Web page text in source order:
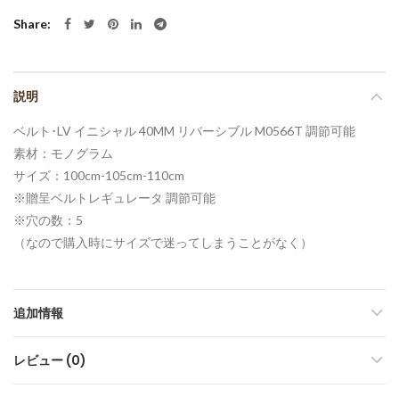
Share
説明
ベルト･LV イニシャル 40MM リバーシブル M0566T 調節可能
素材：モノグラム
サイズ：100cm-105cm-110cm
※贈呈ベルトレギュレータ 調節可能
※穴の数：5
（なので購入時にサイズで迷ってしまうことがなく）
追加情報
レビュー (0)